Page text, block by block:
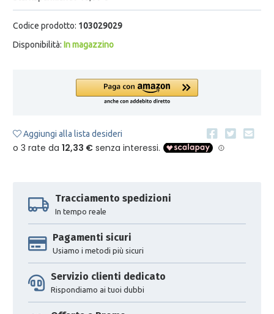
Codice prodotto: 103029029
Disponibilità: In magazzino
Aggiungi alla lista desideri
Tracciamento spedizioni
In tempo reale
Pagamenti sicuri
Usiamo i metodi più sicuri
Servizio clienti dedicato
Rispondiamo ai tuoi dubbi